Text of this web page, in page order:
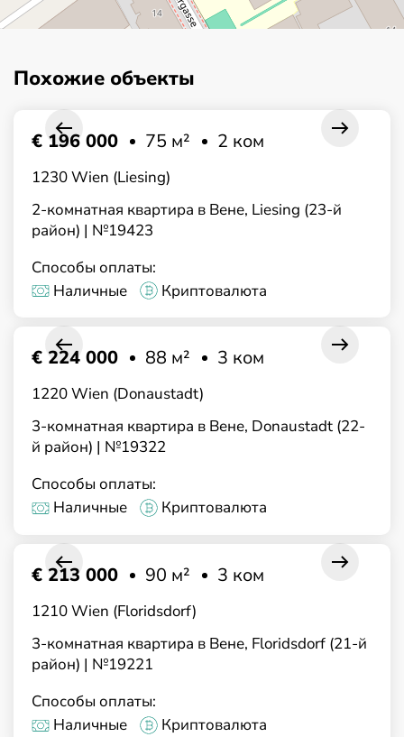
Похожие объекты
2-комнатная квартира в Вене, Liesing (23-й
район) | №19423
€ 196 000 75 м² 2 ком
1230 Wien (Liesing)
Способы оплаты:
Наличные
Криптовалюта
3-комнатная квартира в Вене, Donaustadt (22-
й район) | №19322
€ 224 000 88 м² 3 ком
1220 Wien (Donaustadt)
Способы оплаты:
Наличные
Криптовалюта
3-комнатная квартира в Вене, Floridsdorf (21-й
район) | №19221
€ 213 000 90 м² 3 ком
1210 Wien (Floridsdorf)
Способы оплаты:
Наличные
Криптовалюта